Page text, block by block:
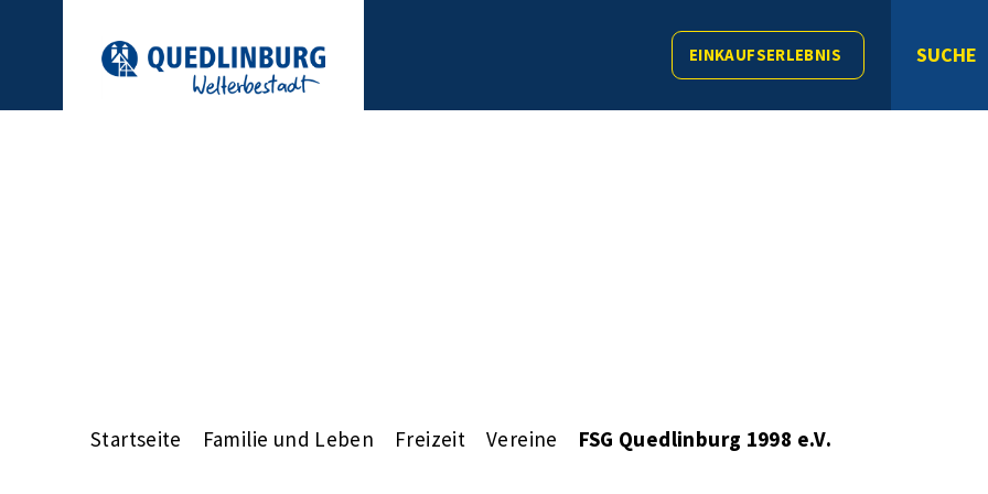
EINKAUFSERLEBNIS SUCHE
Startseite Familie und Leben Freizeit Vereine FSG Quedlinburg 1998 e.V.